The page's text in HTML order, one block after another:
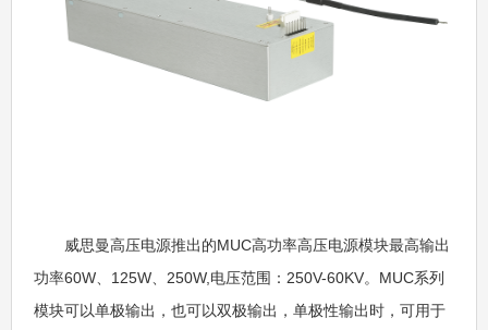
威思曼高压电源推出的MUC高功率高压电源模块最高输出
功率60W、125W、250W,电压范围：250V-60KV。MUC系列
模块可以单极输出，也可以双极输出，单极性输出时，可用于